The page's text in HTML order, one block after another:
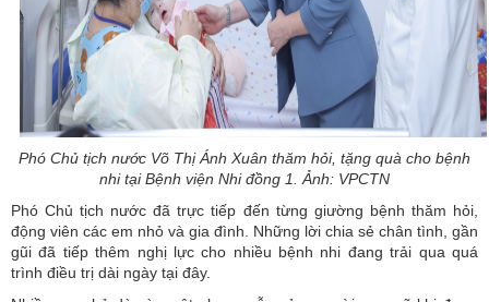
Phó Chủ tịch nước Võ Thị Ánh Xuân thăm hỏi, tặng quà cho bệnh
nhi tại Bệnh viện Nhi đồng 1. Ảnh: VPCTN
Phó Chủ tịch nước đã trực tiếp đến từng giường bệnh thăm hỏi,
động viên các em nhỏ và gia đình. Những lời chia sẻ chân tình, gần
gũi đã tiếp thêm nghị lực cho nhiều bệnh nhi đang trải qua quá
trình điều trị dài ngày tại đây.